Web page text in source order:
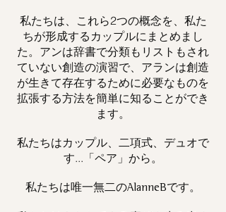
私たちは、これら2つの概念を、私た
ちが形成するカップルにまとめまし
た。アンは辞書で分類もリストもされ
ていない創造の演習で、アランは創造
が生きて存在するために必要なものを
拡張する方法を簡単に知ることができ
ます。
私たちはカップル、二項式、デュオで
す...「ペア」から。
私たちは唯一無二のAlanneBです。